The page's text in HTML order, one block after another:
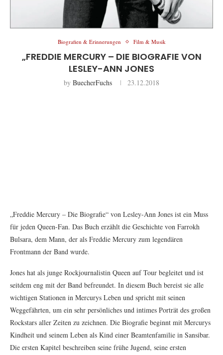
Biografien & Erinnerungen Film & Musik
„FREDDIE MERCURY – DIE BIOGRAFIE VON
LESLEY-ANN JONES
by BuecherFuchs 23.12.2018
„Freddie Mercury – Die Biografie“ von Lesley-Ann Jones ist ein Muss
für jeden Queen-Fan. Das Buch erzählt die Geschichte von Farrokh
Bulsara, dem Mann, der als Freddie Mercury zum legendären
Frontmann der Band wurde.
Jones hat als junge Rockjournalistin Queen auf Tour begleitet und ist
seitdem eng mit der Band befreundet. In diesem Buch bereist sie alle
wichtigen Stationen in Mercurys Leben und spricht mit seinen
Weggefährten, um ein sehr persönliches und intimes Porträt des großen
Rockstars aller Zeiten zu zeichnen. Die Biografie beginnt mit Mercurys
Kindheit und seinem Leben als Kind einer Beamtenfamilie in Sansibar.
Die ersten Kapitel beschreiben seine frühe Jugend, seine ersten